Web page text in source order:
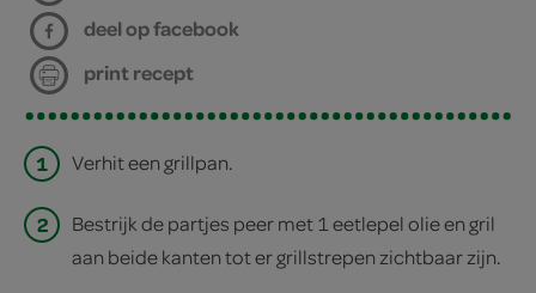
deel op facebook
print recept
1 Verhit een grillpan.
2
Bestrijk de partjes peer met 1 eetlepel olie en gril
aan beide kanten tot er grillstrepen zichtbaar zijn.